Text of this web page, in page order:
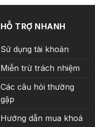
HỖ TRỢ NHANH
Sử dụng tài khoản
Miễn trừ trách nhiệm
Các câu hỏi thường
gặp
Hướng dẫn mua khoá